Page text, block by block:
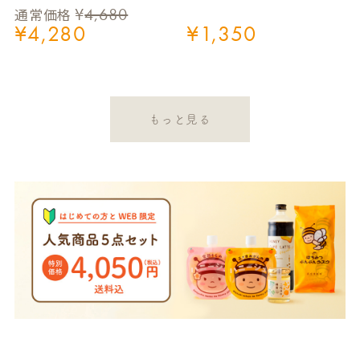
通常価格 ¥4,680
¥4,280 ¥1,350
もっと見る